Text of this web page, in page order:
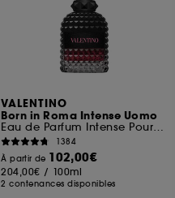
VALENTINO
Born in Roma Intense Uomo
Eau de Parfum Intense Pour Lui Fougère Ambrée
1384
À partir de 102,00€
204,00€ / 100ml
2 contenances disponibles